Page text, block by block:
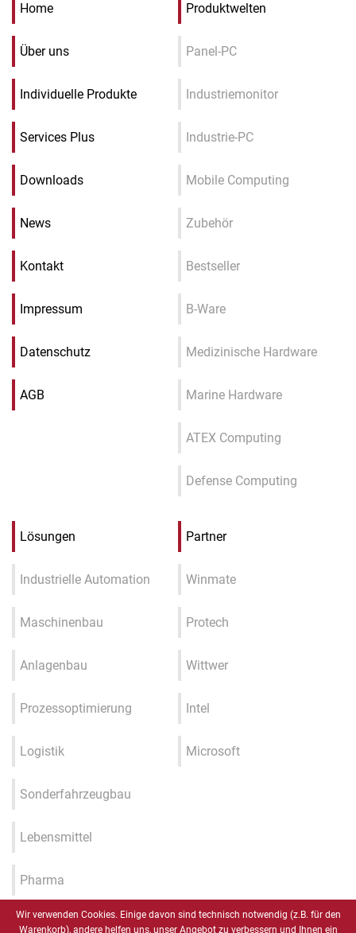
Home
Über uns
Individuelle Produkte
Services Plus
Downloads
News
Kontakt
Impressum
Datenschutz
AGB
Produktwelten
Panel-PC
Industriemonitor
Industrie-PC
Mobile Computing
Zubehör
Bestseller
B-Ware
Medizinische Hardware
Marine Hardware
ATEX Computing
Defense Computing
Lösungen
Industrielle Automation
Maschinenbau
Anlagenbau
Prozessoptimierung
Logistik
Sonderfahrzeugbau
Lebensmittel
Pharma
Industrie 4.0 / IIOT / Smart
Partner
Winmate
Protech
Wittwer
Intel
Microsoft
Wir verwenden Cookies. Einige davon sind technisch notwendig (z.B. für den
Warenkorb), andere helfen uns, unser Angebot zu verbessern und Ihnen ein